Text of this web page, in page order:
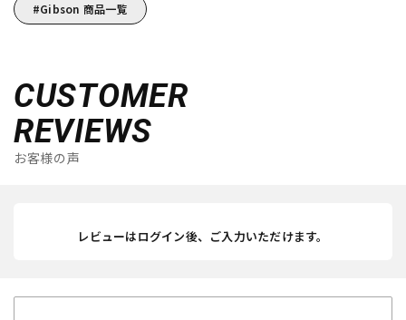
Gibson 商品一覧
CUSTOMER
REVIEWS
お客様の声
レビューはログイン後、ご入力いただけます。